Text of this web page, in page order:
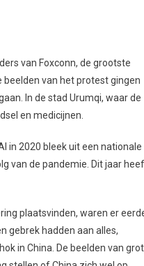
van Foxconn, de grootste
van het protest gingen
In de stad Urumqi, waar de
en medicijnen.
in 2020 bleek uit een nationale
van de pandemie. Dit jaar
plaatsvinden, waren er
gebrek hadden aan alles,
in China. De beelden van